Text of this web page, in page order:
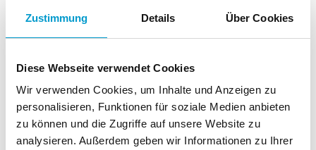
Zustimmung Details Über Cookies
Diese Webseite verwendet Cookies
Wir verwenden Cookies, um Inhalte und Anzeigen zu
personalisieren, Funktionen für soziale Medien anbieten
zu können und die Zugriffe auf unsere Website zu
analysieren. Außerdem geben wir Informationen zu Ihrer
e.s. Leder-Werkzeugtasche e.s. Leder-Nageltasche